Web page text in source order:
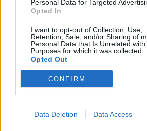
Personal Data for Targeted
Opted In
I want to opt-out of Collection, Use,
Retention, Sale, and/or Sharing of
Personal Data that Is Unrelated
Purposes for which it was collected.
Opted Out
CONFIRM
Data Deletion Data Access
Source: familysante.com
PartagerFacebook
Pinterest